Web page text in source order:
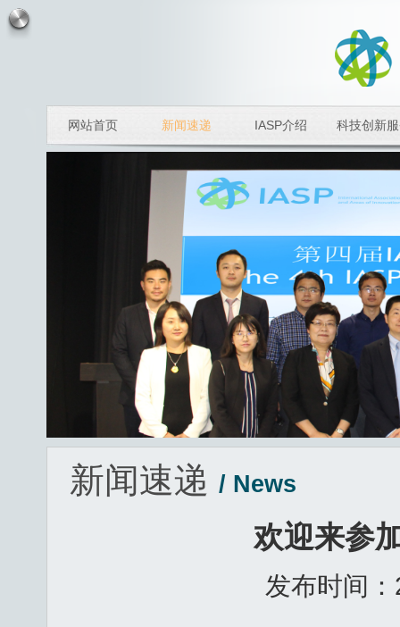
网站首页 新闻速递 IASP介绍 科技创新
新闻速递 / News
欢迎来参
发布时间